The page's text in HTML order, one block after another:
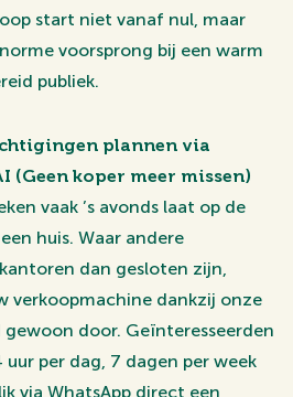
start niet vanaf nul, maar
voorsprong bij een warm
publiek.
plannen via
(Geen koper meer missen)
vaak ’s avonds laat op de
huis. Waar andere
dan gesloten zijn,
verkoopmachine dankzij onze
gewoon door. Geïnteresseerden
uur per dag, 7 dagen per week
via WhatsApp direct een